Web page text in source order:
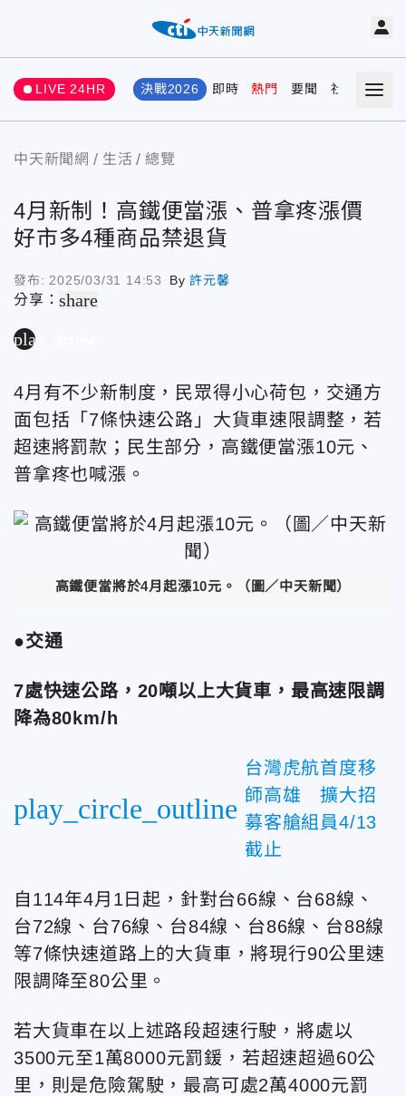
LIVE 24HR 決戰2026 即時 熱門 要聞 社會 娛樂
中天新聞網 生活 總覽
4月新制！高鐵便當漲、普拿疼漲價
好市多4種商品禁退貨
發布: 2025/03/31 14:53 By許元馨
分享：share
play_arrow
4月有不少新制度，民眾得小心荷包，交通方
面包括「7條快速公路」大貨車速限調整，若
超速將罰款；民生部分，高鐵便當漲10元、
普拿疼也喊漲。
高鐵便當將於4月起漲10元。（圖／中天新聞）
●交通
7處快速公路，20噸以上大貨車，最高速限調
降為80km/h
play_circle_outline
台灣虎航首度移
師高雄 擴大招
募客艙組員4/13
截止
自114年4月1日起，針對台66線、台68線、
台72線、台76線、台84線、台86線、台88線
等7條快速道路上的大貨車，將現行90公里速
限調降至80公里。
若大貨車在以上述路段超速行駛，將處以
3500元至1萬8000元罰鍰，若超速超過60公
里，則是危險駕駛，最高可處2萬4000元罰